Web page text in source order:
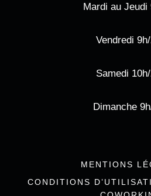
Mardi au Jeudi
Vendredi
Samedi
Dimanche
MENTIONS
CONDITIONS